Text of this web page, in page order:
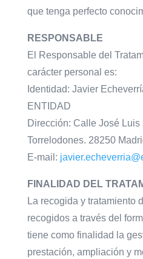
que tenga perfecto
RESPONSABLE
El Responsable del
carácter personal es:
Identidad: Javier
ENTIDAD
Dirección: Calle José Luis
Torrelodones. 28250
E-mail:
FINALIDAD DEL
La recogida y tratamiento
recogidos a través del
tiene como finalidad la
prestación, ampliación y